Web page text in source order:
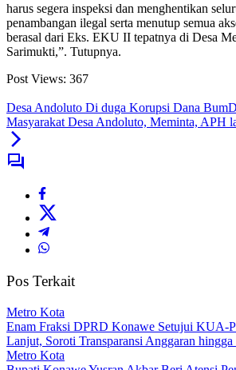
harus segera inspeksi dan menghentikan
penambangan ilegal serta menutup semua
berasal dari Eks. EKU II tepatnya di Desa
Sarimukti,”. Tutupnya.
Post Views: 367
Desa Andoluto Di duga Korupsi Dana
Masyarakat Desa Andoluto, Meminta, APH
Pos Terkait
Metro Kota
Enam Fraksi DPRD Konawe Setujui KUA-
Lanjut, Soroti Transparansi Anggaran hingga
Metro Kota